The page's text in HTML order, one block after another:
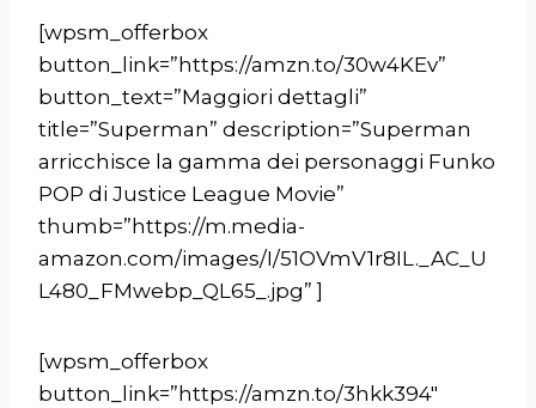
[wpsm_offerbox
button_link=”https://amzn.to/30w4KEv”
button_text=”Maggiori dettagli”
title=”Superman” description=”Superman
arricchisce la gamma dei personaggi Funko
POP di Justice League Movie”
thumb=”https://m.media-
amazon.com/images/I/51OVmV1r8IL._AC_U
L480_FMwebp_QL65_.jpg” ]
[wpsm_offerbox
button_link=”https://amzn.to/3hkk394″